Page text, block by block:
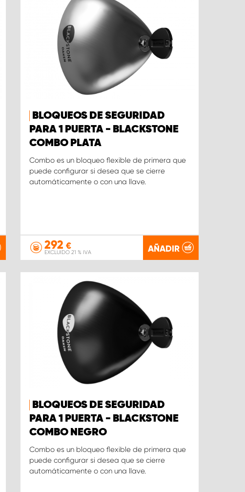
BLOQUEOS DE SEGURIDAD
PARA 1 PUERTA - BLACKSTONE
COMBO PLATA
Combo es un bloqueo flexible de primera que
puede configurar si desea que se cierre
automáticamente o con una llave.
292 €
EXCLUIDO 21 % IVA AÑADIR
BLOQUEOS DE SEGURIDAD
PARA 1 PUERTA - BLACKSTONE
COMBO NEGRO
Combo es un bloqueo flexible de primera que
puede configurar si desea que se cierre
automáticamente o con una llave.